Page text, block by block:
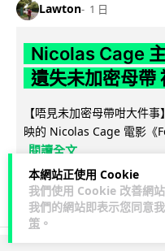
本網站正使用 Cookie
我們使用 Cookie 改善網
我們的網站即表示您同意
策 。
Lawton 1 日
Nicolas Cage
遺失未加密母帶
【唔見未加密母帶咁大件
映的 Nicolas Cage 電影《
閱讀全文
184 10 ↗ 分享